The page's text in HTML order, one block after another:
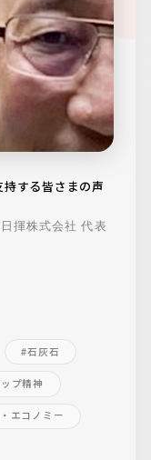
FACEBOOK
する皆さまの声
揮株式会社 代表
#石灰石
プ精神
エコノミー